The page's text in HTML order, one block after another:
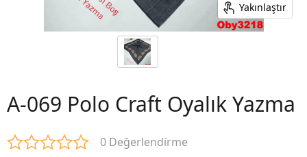
Yakınlaştır
A-069 Polo Craft Oyalık Yazma
0 Değerlendirme